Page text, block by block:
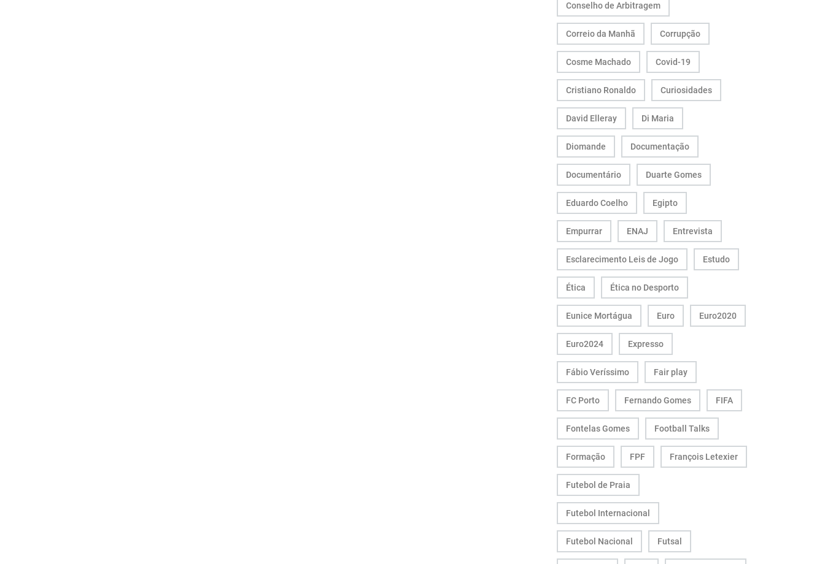
Conselho de Arbitragem
Correio da Manhã Corrupção
Cosme Machado Covid-19
Cristiano Ronaldo Curiosidades
David Elleray Di Maria
Diomande Documentação
Documentário Duarte Gomes
Eduardo Coelho Egipto
Empurrar ENAJ Entrevista
Esclarecimento Leis de Jogo Estudo
Ética Ética no Desporto
Eunice Mortágua Euro Euro2020
Euro2024 Expresso
Fábio Veríssimo Fair play
FC Porto Fernando Gomes FIFA
Fontelas Gomes Football Talks
Formação FPF François Letexier
Futebol de Praia
Futebol Internacional
Futebol Nacional Futsal